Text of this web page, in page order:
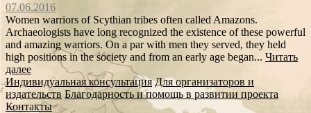
07.06.2016
Women warriors of Scythian tribes often called Amazons.
Archaeologists have long recognized the existence of these powerful
and amazing warriors. On a par with men they served, they held
high positions in the society and from an early age began... Читать
далее
Индивидуальная консультация Для организаторов и
издательств Благодарность и помощь в развитии проекта
Контакты